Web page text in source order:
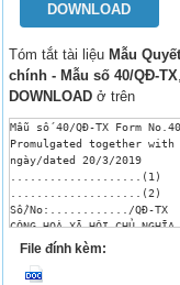
DOWNLOAD
Tóm tắt tài liệu Mẫu
chính - Mẫu số 40/QĐ-TX
DOWNLOAD ở trên
Mẫu số 40/QĐ-TX Form
Promulgated together with
ngày/dated 20/3/2019
....................(1)
....................(2)
Số/No:............/QĐ-TX
CỘNG HOÀ XÃ HỘI CHỦ
SOCIALIST REPUBLIC OF
Independence - Freedom -
File đính kèm: